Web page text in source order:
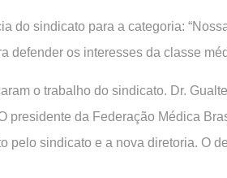
do sindicato para a categoria:
os interesses da classe
o trabalho do sindicato. Dr.
presidente da Federação Médica
sindicato e a nova diretoria. O